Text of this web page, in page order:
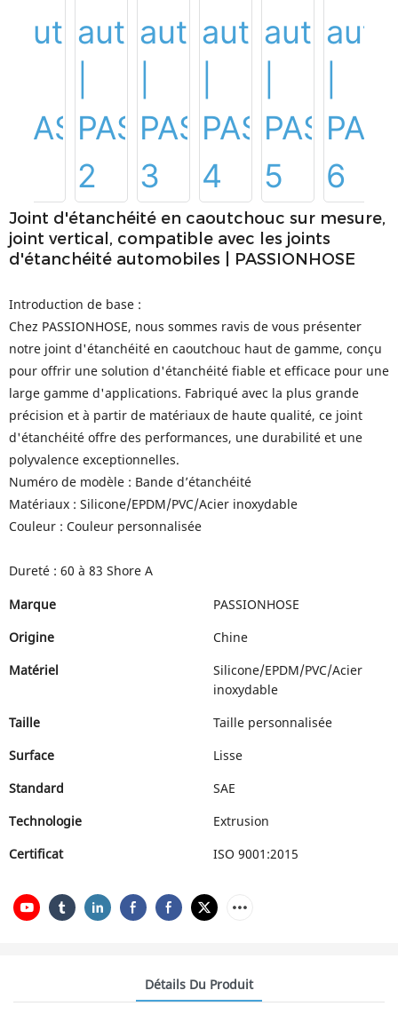
Joint d'étanchéité en caoutchouc sur mesure,
joint vertical, compatible avec les joints
d'étanchéité automobiles | PASSIONHOSE
Introduction de base :
Chez PASSIONHOSE, nous sommes ravis de vous présenter
notre joint d'étanchéité en caoutchouc haut de gamme, conçu
pour offrir une solution d'étanchéité fiable et efficace pour une
large gamme d'applications. Fabriqué avec la plus grande
précision et à partir de matériaux de haute qualité, ce joint
d'étanchéité offre des performances, une durabilité et une
polyvalence exceptionnelles.
Numéro de modèle : Bande d’étanchéité
Matériaux : Silicone/EPDM/PVC/Acier inoxydable
Couleur : Couleur personnalisée
Dureté : 60 à 83 Shore A
Marque
PASSIONHOSE
Origine
Chine
Matériel
Silicone/EPDM/PVC/Acier
inoxydable
Taille
Taille personnalisée
Surface
Lisse
Standard
SAE
Technologie
Extrusion
Certificat
ISO 9001:2015
Détails Du Produit